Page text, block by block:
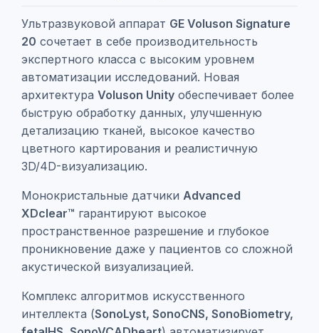
Ультразвуковой аппарат GE Voluson Signature
20 сочетает в себе производительность
экспертного класса с высоким уровнем
автоматизации исследований. Новая
архитектура Voluson Unity обеспечивает более
быструю обработку данных, улучшенную
детализацию тканей, высокое качество
цветного картирования и реалистичную
3D/4D-визуализацию.
Монокристальные датчики Advanced
XDclear™ гарантируют высокое
пространственное разрешение и глубокое
проникновение даже у пациентов со сложной
акустической визуализацией.
Комплекс алгоритмов искусственного
интеллекта (SonoLyst, SonoCNS, SonoBiometry,